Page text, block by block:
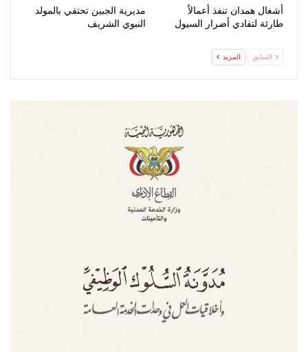
أشغال همدان تنفذ أعمالاً
طارئة لتفادي أضرار السيول
مديرية الجبين تحتفي بالمولد
النبوي الشريف
السابق المزيد